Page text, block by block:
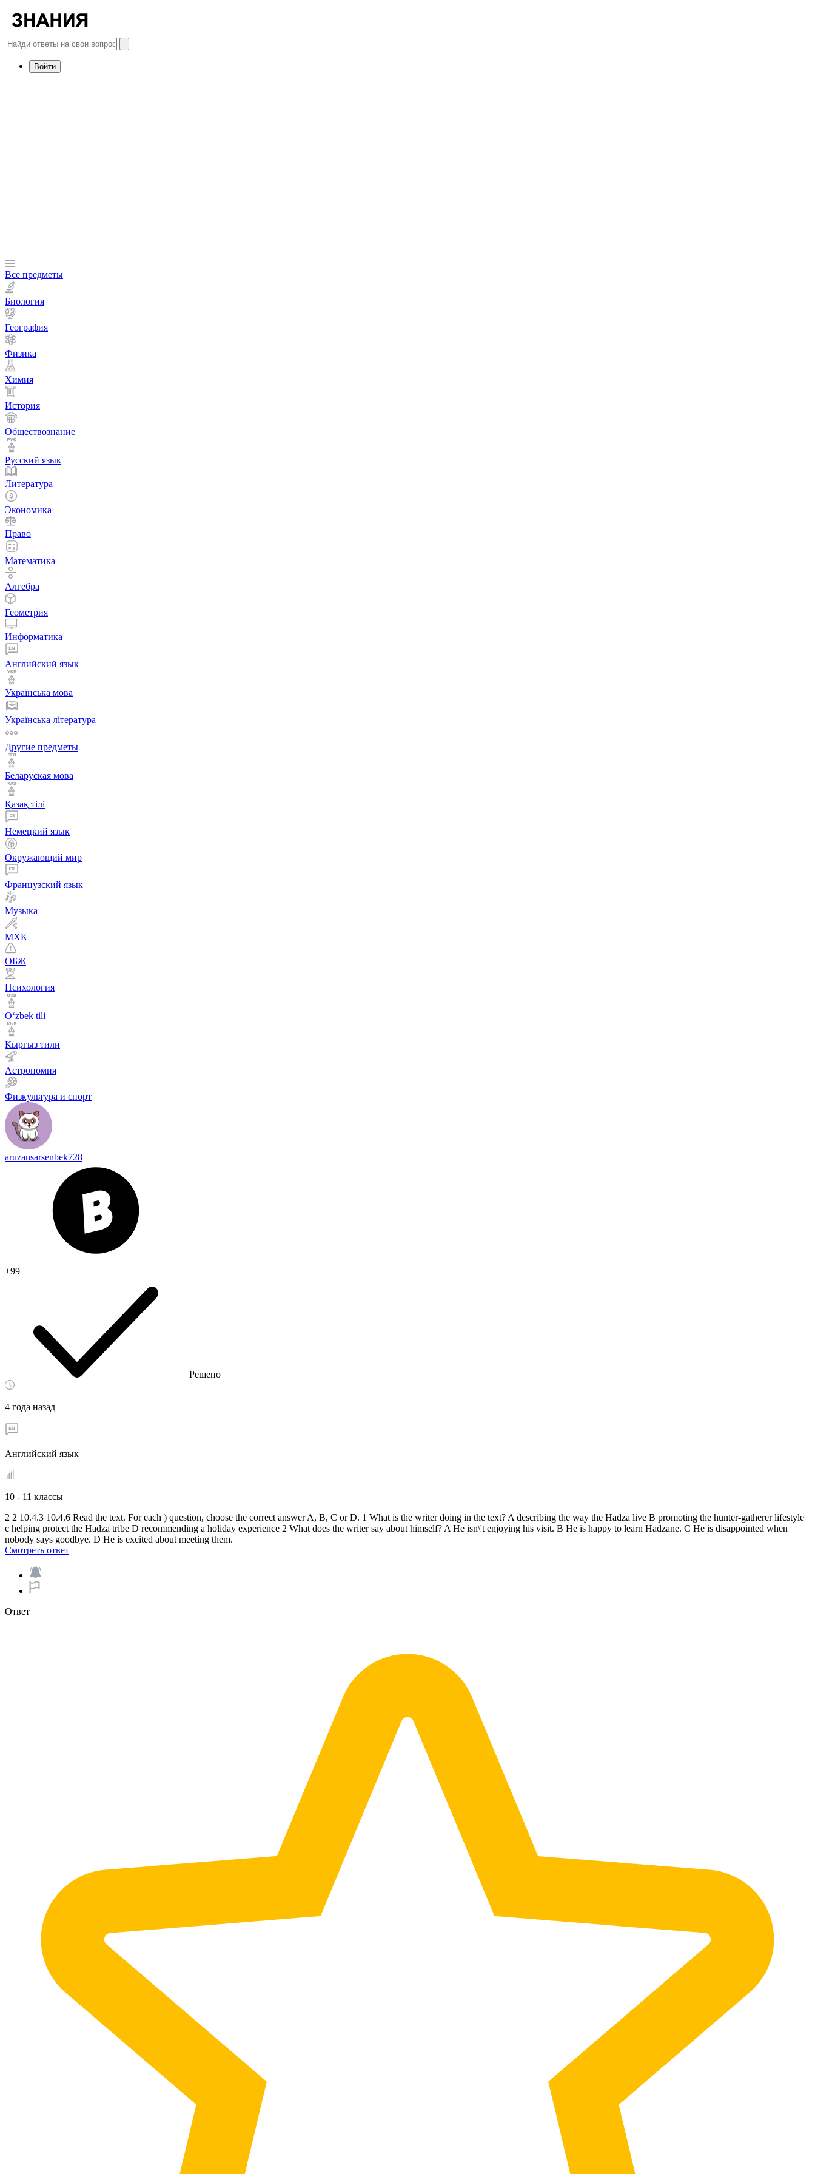
Войти
Все предметы
Биология
География
Физика
Химия
История
Обществознание
Русский язык
Литература
Экономика
Право
Математика
Алгебра
Геометрия
Информатика
Английский язык
Українська мова
Українська література
Другие предметы
Беларуская мова
Қазақ тiлi
Немецкий язык
Окружающий мир
Французский язык
Музыка
МХК
ОБЖ
Психология
Оʻzbek tili
Кыргыз тили
Астрономия
Физкультура и спорт
aruzansarsenbek728
+99
Решено
4 года назад
Английский язык
10 - 11 классы
2 2 10.4.3 10.4.6 Read the text. For each ) question, choose the correct answer A, B, C or D. 1 What is the writer doing in the text? A describing the way the Hadza live B promoting the hunter-gatherer lifestyle
c helping protect the Hadza tribe D recommending a holiday experience 2 What does the writer say about himself? A He isn\'t enjoying his visit. B He is happy to learn Hadzane. C He is disappointed when
nobody says goodbye. D He is excited about meeting them.​
Смотреть ответ
Ответ